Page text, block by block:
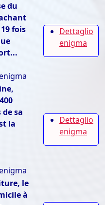
du
fois
Dettaglio
enigma
sa
la
Dettaglio
enigma
le
à